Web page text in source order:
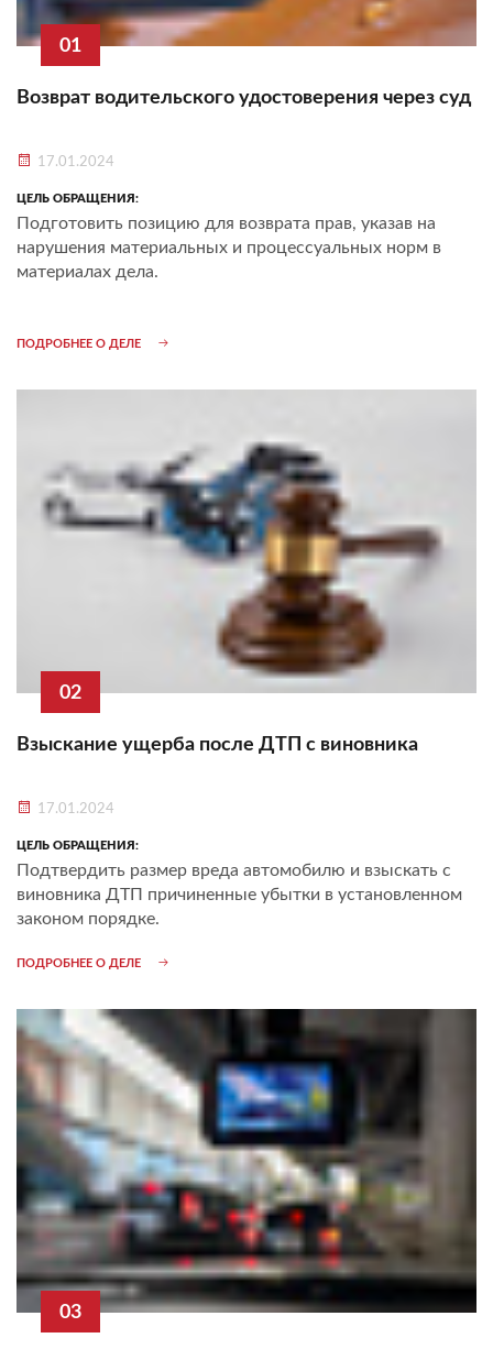
01
Возврат водительского удостоверения через суд
17.01.2024
ЦЕЛЬ ОБРАЩЕНИЯ:
Подготовить позицию для возврата прав, указав на
нарушения материальных и процессуальных норм в
материалах дела.
ПОДРОБНЕЕ О ДЕЛЕ
02
Взыскание ущерба после ДТП с виновника
17.01.2024
ЦЕЛЬ ОБРАЩЕНИЯ:
Подтвердить размер вреда автомобилю и взыскать с
виновника ДТП причиненные убытки в установленном
законом порядке.
ПОДРОБНЕЕ О ДЕЛЕ
03